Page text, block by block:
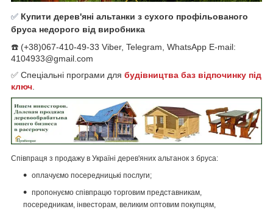
✅ Купити дерев'яні альтанки з сухого профільованого
бруса недорого від виробника
☎️ (+38)067-410-49-33 Viber, Telegram, WhatsApp E-mail:
4104933@gmail.com
✅ Спеціальні програми для будівництва баз відпочинку під
ключ
Співпраця з продажу в Україні дерев'яних альтанок з бруса:
оплачуємо посередницькі послуги;
пропонуємо співпрацю торговим представникам,
посередникам, інвесторам, великим оптовим покупцям,